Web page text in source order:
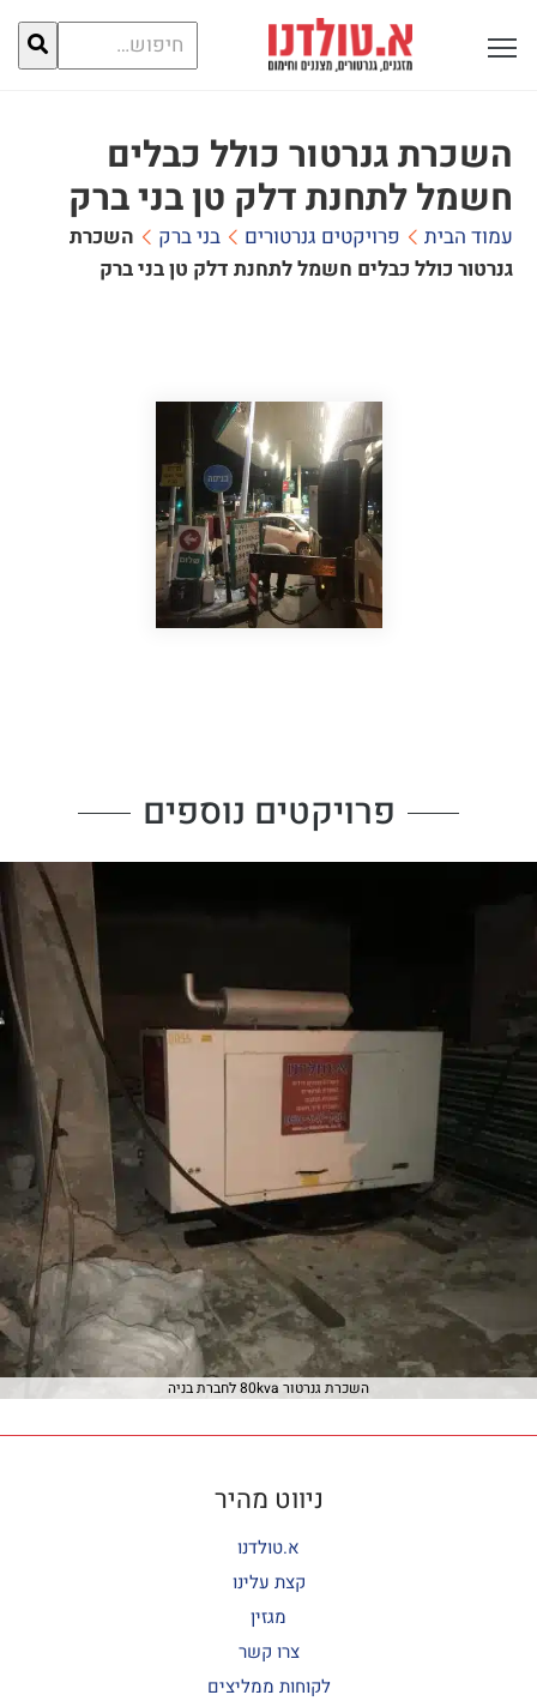
חיפוש
עבור:
פתח תפריט ראשי לתצוגה
השכרת גנרטור כולל כבלים
חשמל לתחנת דלק טן בני ברק
עמוד הבית פרויקטים גנרטורים בני ברק
השכרת
גנרטור כולל כבלים חשמל לתחנת דלק טן בני ברק
פרויקטים נוספים
השכרת גנרטור 80kva לחברת בניה
ניווט מהיר
א.טולדנו
קצת עלינו
מגזין
צרו קשר
לקוחות ממליצים